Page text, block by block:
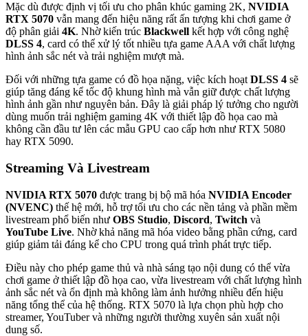
Mặc dù được định vị tối ưu cho phân khúc gaming 2K, NVIDIA
RTX 5070 vẫn mang đến hiệu năng rất ấn tượng khi chơi game ở
độ phân giải 4K. Nhờ kiến trúc Blackwell kết hợp với công nghệ
DLSS 4, card có thể xử lý tốt nhiều tựa game AAA với chất lượng
hình ảnh sắc nét và trải nghiệm mượt mà.
Đối với những tựa game có đồ họa nặng, việc kích hoạt DLSS 4 sẽ
giúp tăng đáng kể tốc độ khung hình mà vẫn giữ được chất lượng
hình ảnh gần như nguyên bản. Đây là giải pháp lý tưởng cho người
dùng muốn trải nghiệm gaming 4K với thiết lập đồ họa cao mà
không cần đầu tư lên các mẫu GPU cao cấp hơn như RTX 5080
hay RTX 5090.
Streaming Và Livestream
NVIDIA RTX 5070 được trang bị bộ mã hóa NVIDIA Encoder
(NVENC) thế hệ mới, hỗ trợ tối ưu cho các nền tảng và phần mềm
livestream phổ biến như OBS Studio, Discord, Twitch và
YouTube Live. Nhờ khả năng mã hóa video bằng phần cứng, card
giúp giảm tải đáng kể cho CPU trong quá trình phát trực tiếp.
Điều này cho phép game thủ và nhà sáng tạo nội dung có thể vừa
chơi game ở thiết lập đồ họa cao, vừa livestream với chất lượng hình
ảnh sắc nét và ổn định mà không làm ảnh hưởng nhiều đến hiệu
năng tổng thể của hệ thống. RTX 5070 là lựa chọn phù hợp cho
streamer, YouTuber và những người thường xuyên sản xuất nội
dung số.